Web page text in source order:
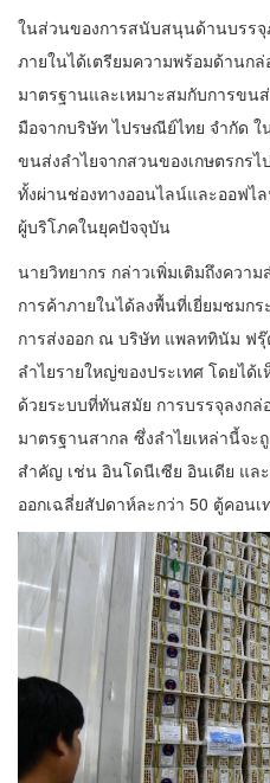
ในส่วนของการสนับสนุนด้านบรร
ภายในได้เตรียมความพร้อมด้านก
มาตรฐานและเหมาะสมกับการขน
มือจากบริษัท ไปรษณีย์ไทย จำกัด
ขนส่งลำไยจากสวนของเกษตรกรไ
ทั้งผ่านช่องทางออนไลน์และออฟไ
ผู้บริโภคในยุคปัจจุบัน
นายวิทยากร กล่าวเพิ่มเติมถึงควา
การค้าภายในได้ลงพื้นที่เยี่ยมชมก
การส่งออก ณ บริษัท แพลททินัม ฟ
ลำไยรายใหญ่ของประเทศ โดยได้
ด้วยระบบที่ทันสมัย การบรรจุลงก
มาตรฐานสากล ซึ่งลำไยเหล่านี้จะ
สำคัญ เช่น อินโดนีเซีย อินเดีย แล
ออกเฉลี่ยสัปดาห์ละกว่า 50 ตู้คอนเ